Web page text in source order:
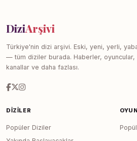
DiziArşivi
Türkiye'nin dizi arşivi. Eski, yeni, yerli,
— tüm diziler burada. Haberler, oyuncular,
kanallar ve daha fazlası.
DIZILER
Popüler Diziler